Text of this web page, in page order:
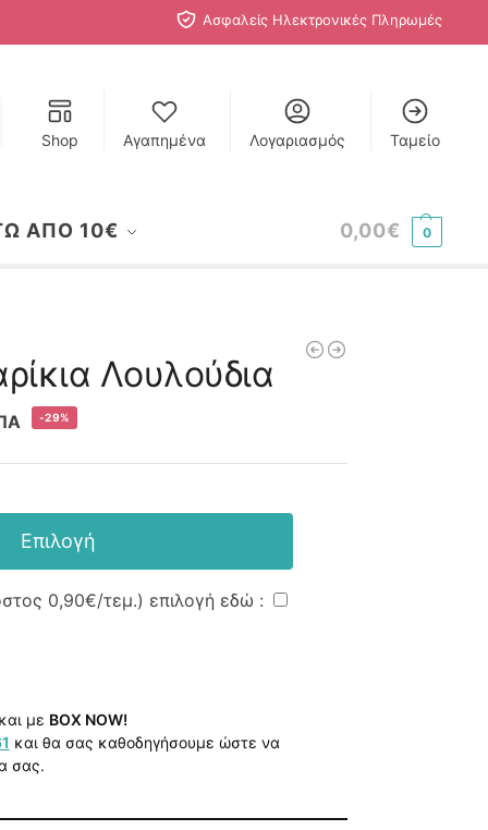
Ασφαλείς Ηλεκτρονικές Πληρωμές
Shop Αγαπημένα Λογαριασμός Ταμείο
ΑΠΟ 10€ 0,00€ 0
Λουλούδια
-29%
Επιλογή
0,90€/τεμ.) επιλογή εδώ :
με BOX NOW!
και θα σας καθοδηγήσουμε ώστε να
σας.